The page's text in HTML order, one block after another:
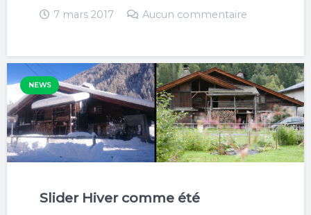
7 mars 2017 Aucun commentaire
NEWS
Slider Hiver comme été